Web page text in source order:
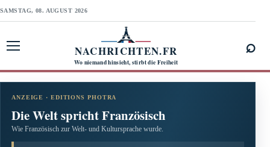
SAMSTAG, 08. AUGUST 2026
NACHRICHTEN.FR
Wo niemand hinsieht, stirbt die Freiheit
⌕
ANZEIGE · EDITIONS PHOTRA
Die Welt spricht Französisch
Wie Französisch zur Welt- und Kultursprache wurde.